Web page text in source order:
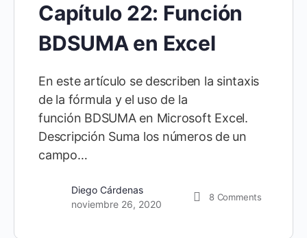
Capítulo 22: Función
BDSUMA en Excel
En este artículo se describen la sintaxis
de la fórmula y el uso de la
función BDSUMA en Microsoft Excel.
Descripción Suma los números de un
campo…
Diego Cárdenas
noviembre 26, 2020
8 Comments